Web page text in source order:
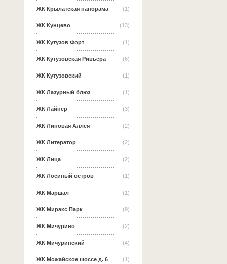
(1)
ЖК Крылатская панорама
(13)
ЖК Кунцево
(1)
ЖК Кутузов Форт
(6)
ЖК Кутузовская Ривьера
(1)
ЖК Кутузовский
(1)
ЖК Лазурный блюз
(3)
ЖК Лайнер
(2)
ЖК Липовая Аллея
(2)
ЖК Литератор
(2)
ЖК Лица
(1)
ЖК Лосиный остров
(1)
ЖК Маршал
(9)
ЖК Миракс Парк
(2)
ЖК Мичурино
(4)
ЖК Мичуринский
(1)
ЖК Можайское шоссе д. 6